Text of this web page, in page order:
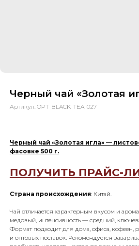
Черный чай «Золотая
Артикул: OPT-BLACK-TEA-027
Черный чай «Золотая игла» —
фасовке 500 г.
ПОЛУЧИТЬ ПРАЙС-
Страна происхождения: Китай.
Чай отличается характерным вкусом и
медовый, интенсивность — средний,
Формат подходит для дома, офиса, кофеен,
и оптовых поставок. Рекомендуется